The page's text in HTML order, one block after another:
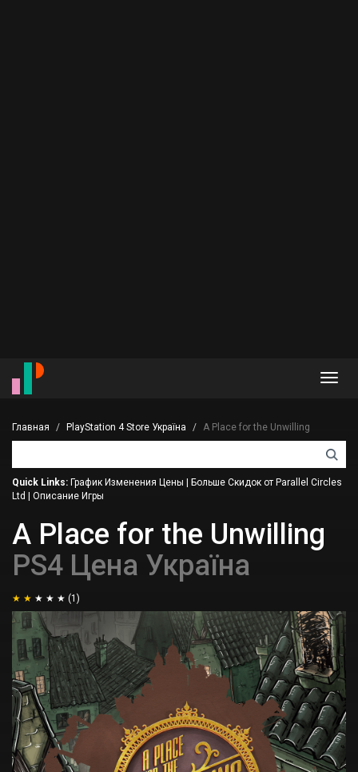
Главная PlayStation 4 Store Україна A Place for the Unwilling
Quick Links: График Изменения Цены
Больше Скидок от Parallel Circles
Ltd
Описание Игры
A Place for the Unwilling
PS4 Цена Україна
(1)